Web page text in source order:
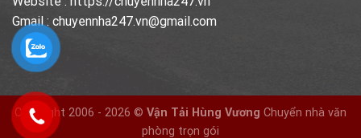
Gmail : chuyennha247.vn@gmail.com
Copyright 2006 - 2026 © Vận Tải Hùng Vương Chuyển nhà văn
phòng trọn gói